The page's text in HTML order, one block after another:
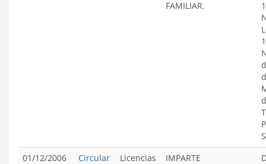
FAMILIAR.
01/12/2006
Circular Licencias IMPARTE